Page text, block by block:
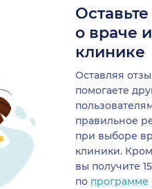
о враче
клинике
Оставляя
помогаете
правильное
при выборе
клиники.
вы получите
по программе